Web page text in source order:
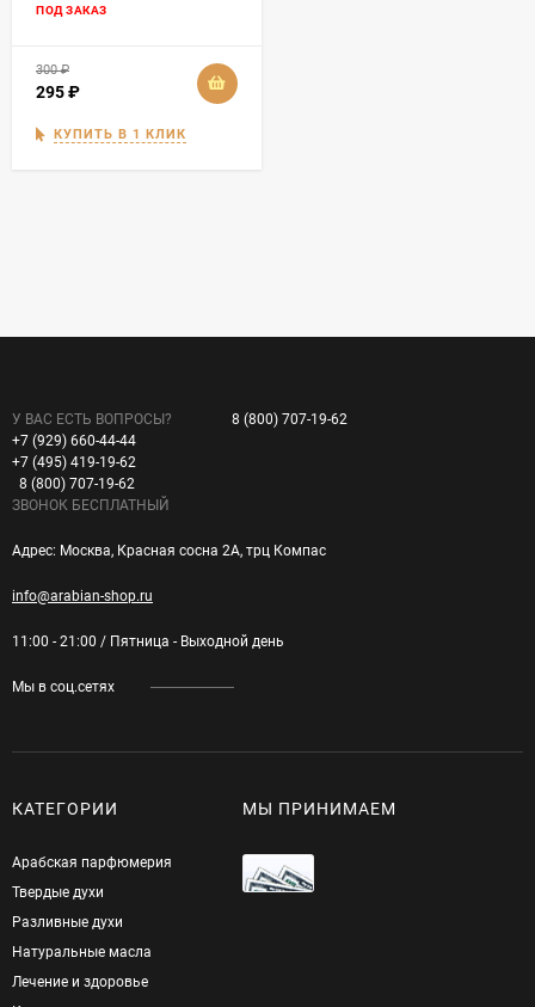
ПОД ЗАКАЗ
300₽
295₽
КУПИТЬ В 1 КЛИК
У ВАС ЕСТЬ ВОПРОСЫ?
+7 (929) 660-44-44
+7 (495) 419-19-62
8 (800) 707-19-62
ЗВОНОК БЕСПЛАТНЫЙ
8 (800) 707-19-62
Адрес: Москва, Красная сосна 2А, трц Компас
info@arabian-shop.ru
11:00 - 21:00 / Пятница - Выходной день
Мы в соц.сетях
КАТЕГОРИИ
Арабская парфюмерия
Твердые духи
Разливные духи
Натуральные масла
Лечение и здоровье
МЫ ПРИНИМАЕМ